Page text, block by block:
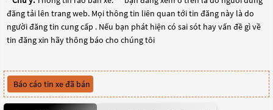
đăng tải lên trang web. Mọi thông tin liên quan tới tin đăng này là do
người đăng tin cung cấp . Nếu bạn phát hiện có sai sót hay vấn đề gì về
tin đăng xin hãy thông báo cho chúng tôi
Báo cáo tin xe đã bán